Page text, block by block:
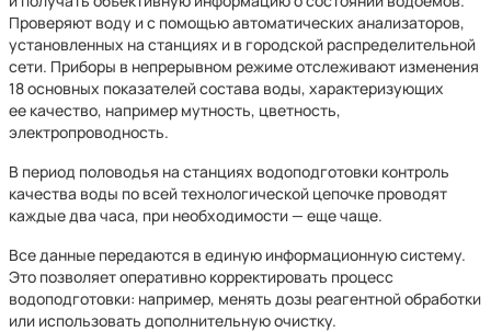
Проверяют воду и с помощью автоматических анализаторов,
установленных на станциях и в городской распределительной
сети. Приборы в непрерывном режиме отслеживают изменения
18 основных показателей состава воды, характеризующих
ее качество, например мутность, цветность,
электропроводность.
В период половодья на станциях водоподготовки контроль
качества воды по всей технологической цепочке проводят
каждые два часа, при необходимости — еще чаще.
Все данные передаются в единую информационную систему.
Это позволяет оперативно корректировать процесс
водоподготовки: например, менять дозы реагентной обработки
или использовать дополнительную очистку.